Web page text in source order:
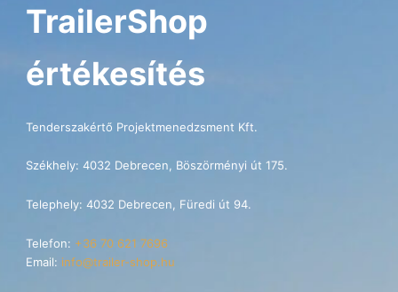
TrailerShop
értékesítés
Tenderszakértő Projektmenedzsment Kft.
Székhely: 4032 Debrecen, Böszörményi út 175.
Telephely: 4032 Debrecen, Füredi út 94.
Telefon: +36 70 621 7696
Email: info@trailer-shop.hu